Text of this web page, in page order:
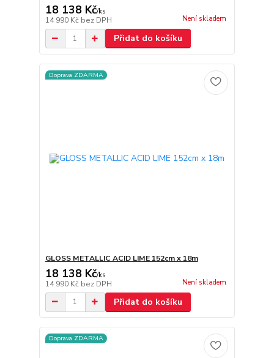
18 138 Kč/ks
14 990 Kč bez DPH Není skladem
Přidat do košíku
Doprava ZDARMA
GLOSS METALLIC ACID LIME 152cm x 18m
18 138 Kč/ks
14 990 Kč bez DPH Není skladem
Přidat do košíku
Doprava ZDARMA